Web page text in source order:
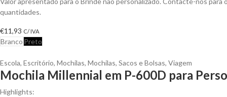
quantidades.
€11,93 C/ IVA
Branco Preto
Escola, Escritório, Mochilas, Mochilas, Sacos e Bolsas, Viagem
Mochila Millennial em P-600D para
Highlights: